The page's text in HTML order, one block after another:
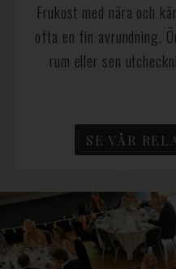
Frukost med nära och
ofta en fin avrundning.
rum eller sen
SE VÅR